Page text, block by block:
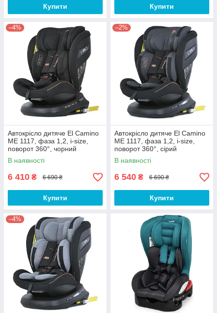
Купити Купити
–4%
Автокрісло дитяче El Camino
ME 1117, фаза 1,2, i-size,
поворот 360°, чорний
В наявності
6 410 ₴ 6 690 ₴
Купити
–2%
Автокрісло дитяче El Camino
ME 1117, фаза 1,2, i-size,
поворот 360°, сірий
В наявності
6 540 ₴ 6 690 ₴
Купити
–4%